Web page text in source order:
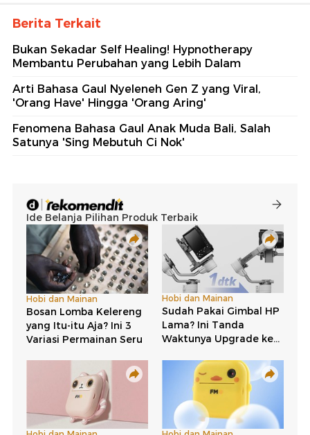
Berita Terkait
Bukan Sekadar Self Healing! Hypnotherapy
Membantu Perubahan yang Lebih Dalam
Arti Bahasa Gaul Nyeleneh Gen Z yang Viral,
'Orang Have' Hingga 'Orang Aring'
Fenomena Bahasa Gaul Anak Muda Bali, Salah
Satunya 'Sing Mebutuh Ci Nok'